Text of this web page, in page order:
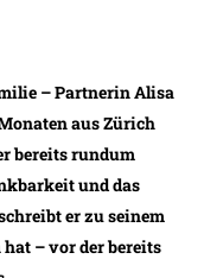
– Partnerin Alisa
aus Zürich
bereits rundum
und das
er zu seinem
hat – vor der bereits